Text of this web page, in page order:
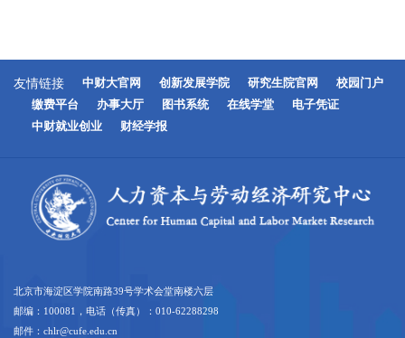
友情链接 中财大官网 创新发展学院 研究生院官网
校园门户
缴费平台
办事大厅 图书系统 在线学堂
电子凭证
中财就业创业
财经学报
北京市海淀区学院南路39号学术会堂南楼六层
邮编：100081，电话（传真）：010-62288298
邮件：chlr@cufe.edu.cn